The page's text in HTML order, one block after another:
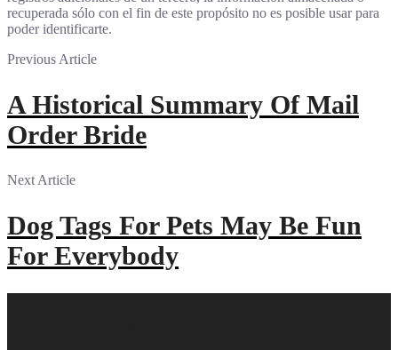
recuperada sólo con el fin de este propósito no es posible usar para
poder identificarte.
Previous Article
A Historical Summary Of Mail
Order Bride
Next Article
Dog Tags For Pets May Be Fun
For Everybody